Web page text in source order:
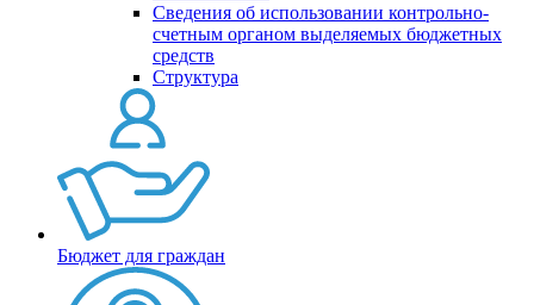
Сведения об использовании контрольно-
счетным органом выделяемых бюджетных
средств
Структура
Бюджет для граждан